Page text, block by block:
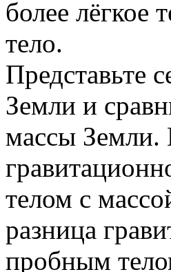
более лёгкое
тело.
Представьте
Земли и
массы Земли.
телом с
разница
пробным